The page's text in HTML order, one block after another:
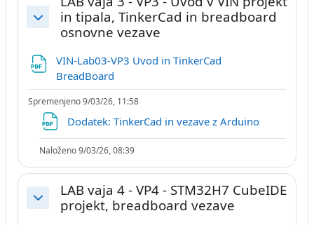
Skrči
in tipala, TinkerCad in breadboard
osnovne vezave
VIN-Lab03-VP3 Uvod in TinkerCad
BreadBoard
Spremenjeno 9/03/26, 11:58
Dodatek: TinkerCad in vezave z Arduino
Naloženo 9/03/26, 08:39
Skrči
LAB vaja 4 - VP4 - STM32H7 CubeIDE
projekt, breadboard vezave